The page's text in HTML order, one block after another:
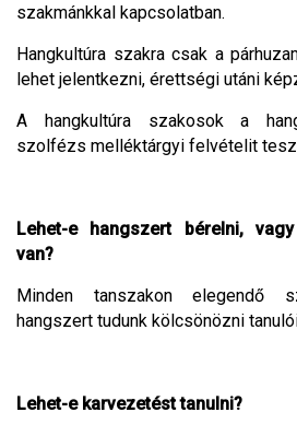
szakmánkkal kapcsolatban.
Hangkultúra szakra csak a
lehet jelentkezni, érettségi utáni
A hangkultúra szakosok a
szolfézs melléktárgyi felvételit
Lehet-e hangszert bérelni,
van?
Minden tanszakon elegendő
hangszert tudunk kölcsönözni
Lehet-e karvezetést tanulni?